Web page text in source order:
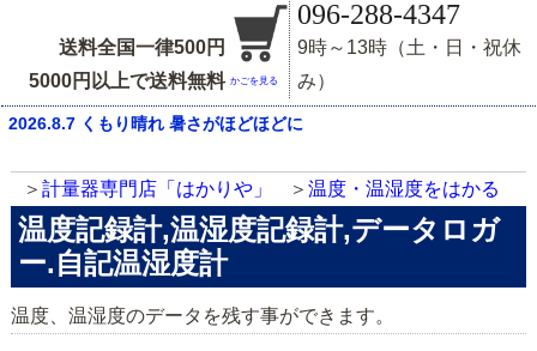
送料全国一律500円
5000円以上で送料無料 かごを見る
096-288-4347
9時～13時（土・日・祝休
み）
2026.8.7 くもり晴れ 暑さがほどほどに
計量器専門店「はかりや」 温度・温湿度をはかる
温度記録計,温湿度記録計,データロガ
ー.自記温湿度計
温度、温湿度のデータを残す事ができます。